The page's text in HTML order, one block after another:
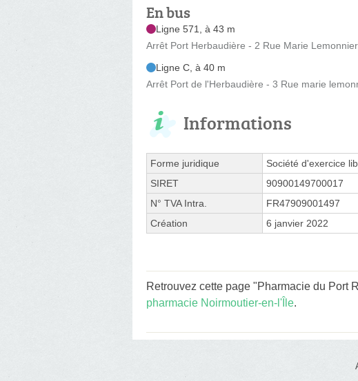
En bus
Ligne 571, à 43 m
Arrêt Port Herbaudière - 2 Rue Marie Lemonnier
Ligne C, à 40 m
Arrêt Port de l'Herbaudière - 3 Rue marie
Informations
Forme juridique
Société d'exercice
SIRET
90900149700017
N° TVA Intra.
FR47909001497
Création
6 janvier 2022
Retrouvez cette page "Pharmacie du Port
pharmacie Noirmoutier-en-l'Île.